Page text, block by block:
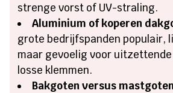
strenge vorst of UV-straling.
Aluminium of koperen
grote bedrijfspanden populair,
maar gevoelig voor
losse klemmen.
Bakgoten versus